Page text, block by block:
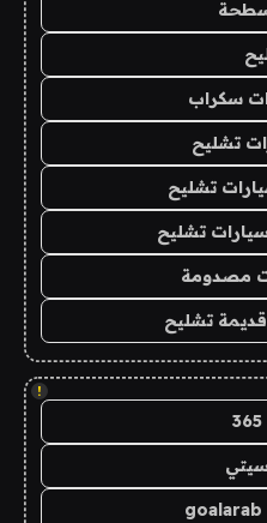
سكراب
تشليح
تشليح
تشليح
مصدومة
تشليح
!